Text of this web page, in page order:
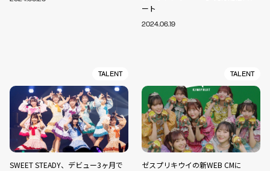
ート
2024.06.19
TALENT
SWEET STEADY、デビュー3ヶ月で
TALENT
ゼスプリキウイの新WEB CMに